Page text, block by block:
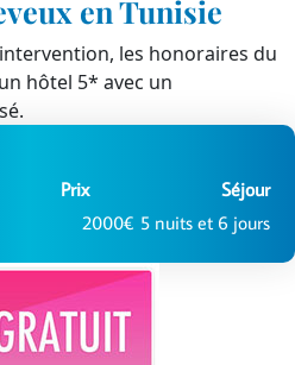
en Tunisie
les honoraires du
hôtel 5* avec un
Prix
Séjour
2000€ 5 nuits et 6 jours